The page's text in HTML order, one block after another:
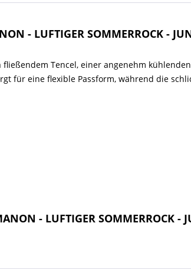
- LUFTIGER SOMMERROCK -
Tencel, einer angenehm
für eine flexible Passform, während die
- LUFTIGER SOMMERROCK -